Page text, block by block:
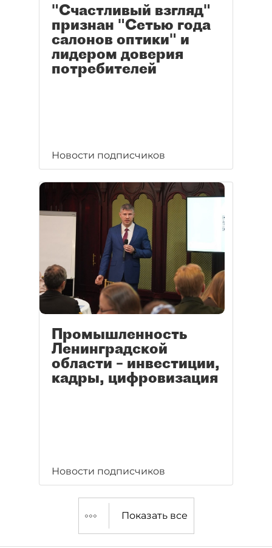
"Счастливый взгляд"
признан "Сетью года
салонов оптики" и
лидером доверия
потребителей
Новости подписчиков
Промышленность
Ленинградской
области – инвестиции,
кадры, цифровизация
Новости подписчиков
Показать все